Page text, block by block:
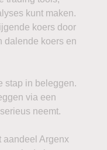
kunt maken.
koers door
dalende koers en
stap in beleggen.
via een
neemt.
aandeel Argenx